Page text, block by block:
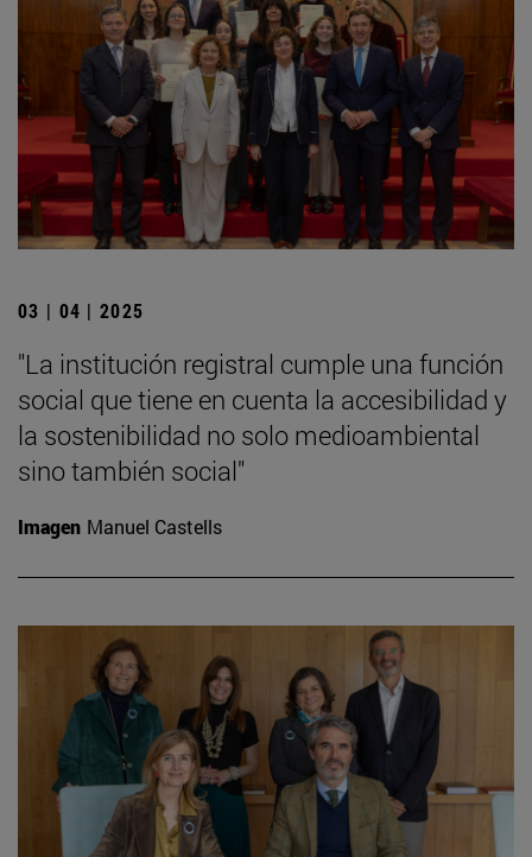
03 | 04 | 2025
"La institución registral cumple una función
social que tiene en cuenta la accesibilidad y
la sostenibilidad no solo medioambiental
sino también social"
Imagen Manuel Castells